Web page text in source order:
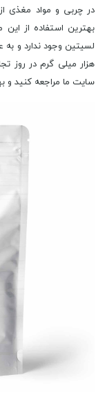
در چربی و مواد مغذی
بهترین استفاده از
لسیتین وجود ندارد و به
هزار میلی گرم در روز
سایت ما مراجعه کنید و